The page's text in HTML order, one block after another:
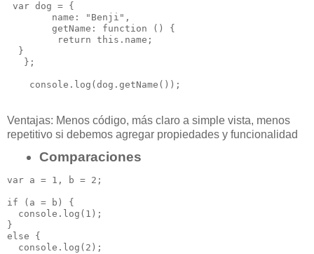
var dog = {
        name: "Benji",
        getName: function () {
         return this.name;
  }
   };
Ventajas: Menos código, más claro a simple vista, menos
repetitivo si debemos agregar propiedades y funcionalidad
Comparaciones
var a = 1, b = 2;
if (a = b) {
  console.log(1);
}
else {
  console.log(2);